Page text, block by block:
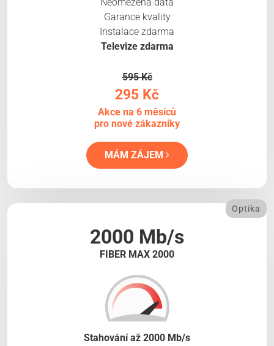
Neomezená data
Garance kvality
Instalace zdarma
Televize zdarma
595 Kč
295 Kč
Akce na 6 měsíců
pro nové zákazníky
MÁM ZÁJEM
2000 Mb/s
FIBER MAX 2000
Optika
Stahování až 2000 Mb/s